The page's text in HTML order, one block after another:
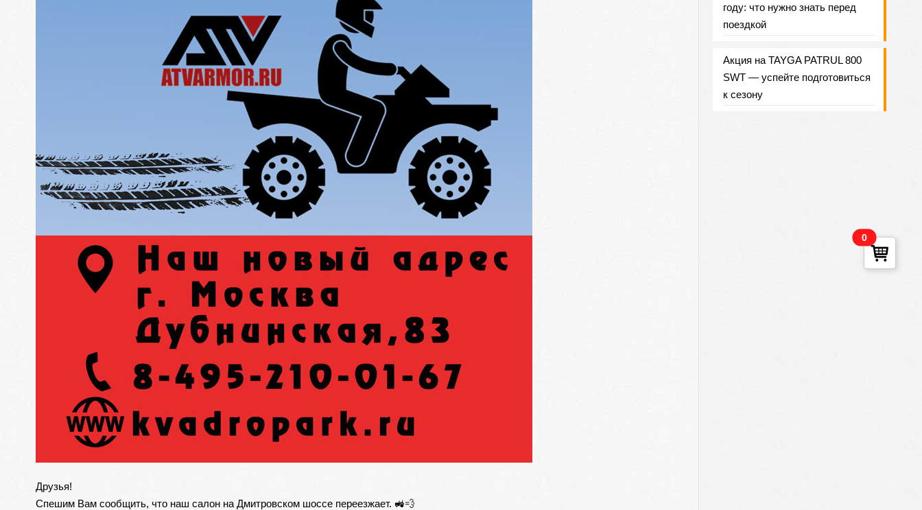
Друзья!
Спешим Вам сообщить, что наш салон на Дмитровском шоссе переезжает. 🚜💨
году: что нужно знать перед
поездкой
Акция на TAYGA PATRUL 800
SWT — успейте подготовиться
к сезону
0